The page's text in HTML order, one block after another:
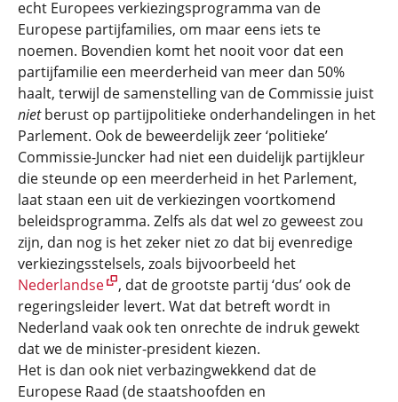
echt Europees verkiezingsprogramma van de
Europese partijfamilies, om maar eens iets te
noemen. Bovendien komt het nooit voor dat een
partijfamilie een meerderheid van meer dan 50%
haalt, terwijl de samenstelling van de Commissie juist
nietberust op partijpolitieke onderhandelingen in het
Parlement. Ook de beweerdelijk zeer ‘politieke’
Commissie-Juncker had niet een duidelijk partijkleur
die steunde op een meerderheid in het Parlement,
laat staan een uit de verkiezingen voortkomend
beleidsprogramma. Zelfs als dat wel zo geweest zou
zijn, dan nog is het zeker niet zo dat bij evenredige
verkiezingsstelsels, zoals bijvoorbeeld het
Nederlandse
, dat de grootste partij ‘dus’ ook de
regeringsleider levert. Wat dat betreft wordt in
Nederland vaak ook ten onrechte de indruk gewekt
dat we de minister-president kiezen.
Het is dan ook niet verbazingwekkend dat de
Europese Raad (de staatshoofden en